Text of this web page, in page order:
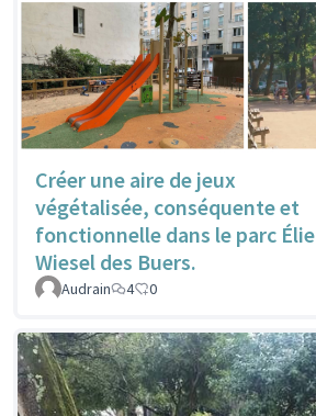
Créer une aire de jeux
végétalisée, conséquente et
fonctionnelle dans le parc Élie
Wiesel des Buers.
Audrain 4 0